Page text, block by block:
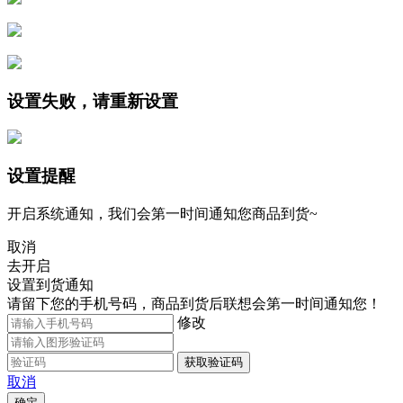
设置失败，请重新设置
设置提醒
开启系统通知，我们会第一时间通知您商品到货~
取消
去开启
设置到货通知
请留下您的手机号码，商品到货后联想会第一时间通知您！
修改
获取验证码
取消